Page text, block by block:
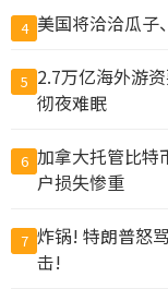
4 美国将洽洽瓜子
5 2.7万亿海外游
彻夜难眠
6 加拿大托管比特
户损失惨重
7 炸锅! 特朗普怒
击!